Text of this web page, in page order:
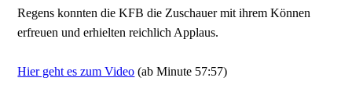
Regens konnten die KFB die Zuschauer mit ihrem Können
erfreuen und erhielten reichlich Applaus.
Hier geht es zum Video (ab Minute 57:57)